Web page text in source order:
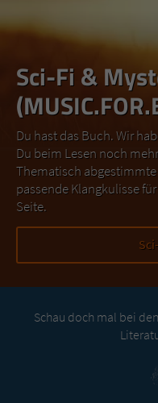
Sci-Fi &
Du hast das Buch. Wir
Du beim Lesen noch
Thematisch
passende Klangkulisse
Seite.
Schau doch mal bei